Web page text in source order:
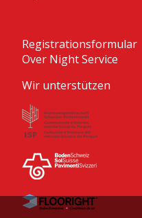
Registrationsformular
Over Night Service
Wir unterstützen